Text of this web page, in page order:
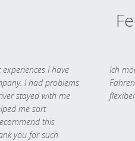
I have
I had problems
stayed with me
me sort
this
you for such
Ich